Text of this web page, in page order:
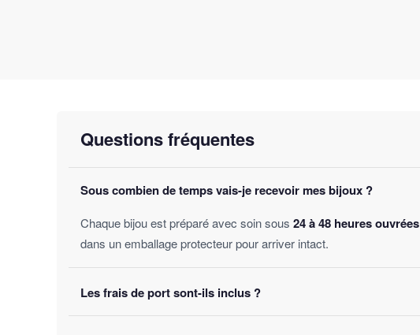
Questions fréquentes
Sous combien de temps vais-je recevoir mes bijoux ?
Chaque bijou est préparé avec soin sous 24 à 48 heures ouvrées
dans un emballage protecteur pour arriver intact.
Les frais de port sont-ils inclus ?